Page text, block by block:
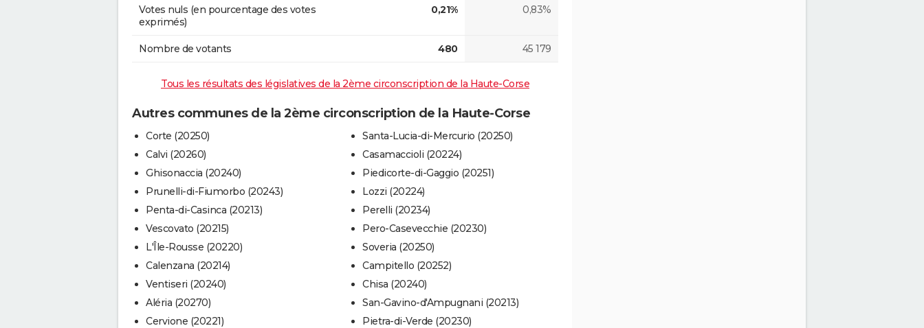
Votes nuls (en pourcentage des votes
exprimés)
0,21% 0,83%
Nombre de votants 480 45 179
Tous les résultats des législatives de la 2ème circonscription de la Haute-Corse
Autres communes de la 2ème circonscription de la Haute-Corse
Corte (20250)
Calvi (20260)
Ghisonaccia (20240)
Prunelli-di-Fiumorbo (20243)
Penta-di-Casinca (20213)
Vescovato (20215)
L'Île-Rousse (20220)
Calenzana (20214)
Ventiseri (20240)
Aléria (20270)
Cervione (20221)
Santa-Lucia-di-Mercurio (20250)
Casamaccioli (20224)
Piedicorte-di-Gaggio (20251)
Lozzi (20224)
Perelli (20234)
Pero-Casevecchie (20230)
Soveria (20250)
Campitello (20252)
Chisa (20240)
San-Gavino-d'Ampugnani (20213)
Pietra-di-Verde (20230)